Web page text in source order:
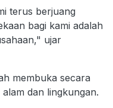
terus berjuang
bagi kami adalah
ujar
membuka secara
dan lingkungan.